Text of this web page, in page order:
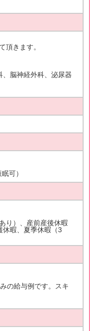
頂きます。
脳神経外科、泌尿器
可）
り）、産前産後休暇
休暇、夏季休暇（3
の給与例です。スキ